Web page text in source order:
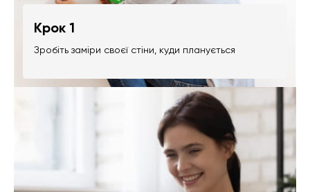
Крок 1
Зробіть заміри своєї стіни, куди планується